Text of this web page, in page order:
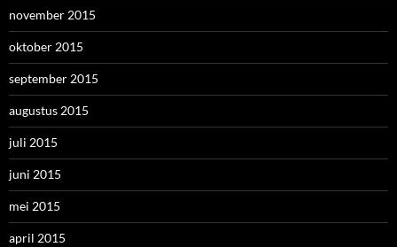
november 2015
oktober 2015
september 2015
augustus 2015
juli 2015
juni 2015
mei 2015
april 2015